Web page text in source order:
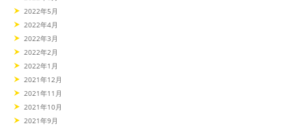
2022年5月
2022年4月
2022年3月
2022年2月
2022年1月
2021年12月
2021年11月
2021年10月
2021年9月